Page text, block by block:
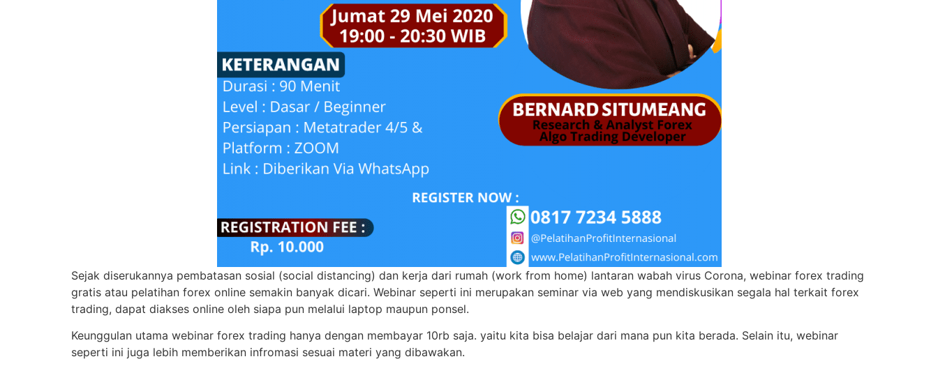
Sejak diserukannya pembatasan sosial (social distancing) dan kerja dari rumah (work from home) lantaran wabah virus Corona, webinar forex trading
gratis atau pelatihan forex online semakin banyak dicari. Webinar seperti ini merupakan seminar via web yang mendiskusikan segala hal terkait forex
trading, dapat diakses online oleh siapa pun melalui laptop maupun ponsel.
Keunggulan utama webinar forex trading hanya dengan membayar 10rb saja. yaitu kita bisa belajar dari mana pun kita berada. Selain itu, webinar
seperti ini juga lebih memberikan infromasi sesuai materi yang dibawakan.